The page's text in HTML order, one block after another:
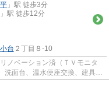
」駅 徒歩3分
」駅 徒歩12分
小台 ２丁目８-10
ノベーション済（ＴＶモニタ
洗面台、温水便座交換、建具交
る...